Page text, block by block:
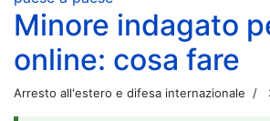
Minore indagato
online: cosa fare
Arresto all'estero e difesa internazionale